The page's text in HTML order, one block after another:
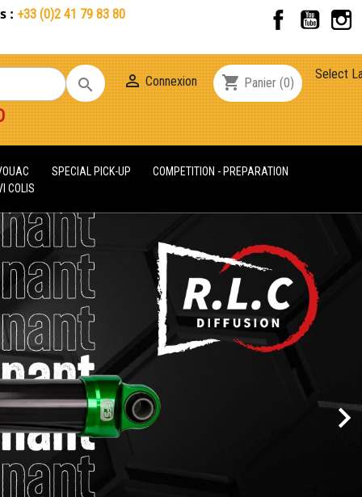
Facebook
: +33 (0)2 41 79 83 80
  Connexion shopping_cart Panier (0)
Select
SPECIAL PICK-UP
COMPETITION - PREPARATION
COLIS